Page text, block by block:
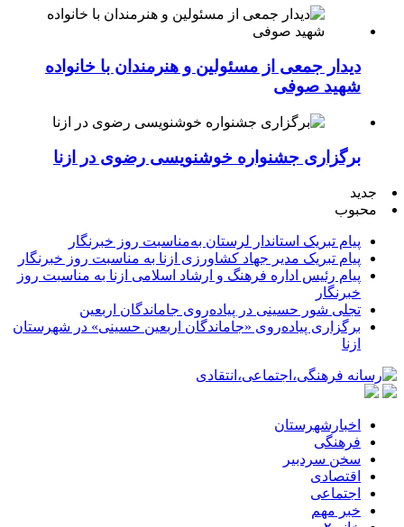
دیدار جمعی از مسئولین و هنرمندان با خانواده
شهید صوفی
برگزاری جشنواره خوشنویسی رضوی در ازنا
جدید
محبوب
پیام تبریک استاندار لرستان به‌مناسبت روز خبرنگار
پیام تبریک مدیر جهاد کشاورزی ازنا به مناسبت روز خبرنگار
پیام رئیس اداره فرهنگ و ارشاد اسلامی ازنا به مناسبت روز
خبرنگار
تجلی شور حسینی در پیاده‌روی جاماندگان اربعین
برگزاری پیاده‌روی «جاماندگان اربعین حسینی» در شهرستان
ازنا
اخبارشهرستان
فرهنگی
سخن سردبیر
اقتصادی
اجتماعی
خبر مهم